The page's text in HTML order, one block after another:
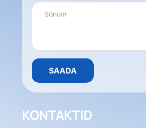
KONTAKTID